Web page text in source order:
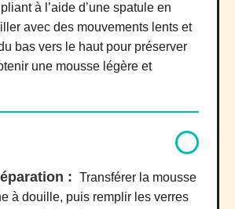
à l’aide d’une spatule en
avec des mouvements lents et
bas vers le haut pour préserver
une mousse légère et
: Transférer la mousse
à douille, puis remplir les verres